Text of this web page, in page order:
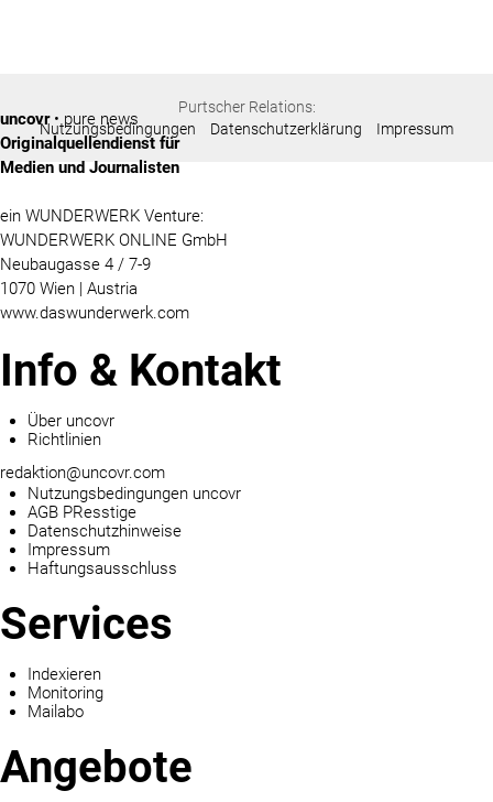
Purtscher Relations:
Nutzungsbedingungen
Datenschutzerklärung Impressum
uncovr• pure news
Originalquellendienst für
Medien und Journalisten
ein WUNDERWERK Venture:
WUNDERWERK ONLINE GmbH
Neubaugasse 4 / 7-9
1070 Wien | Austria
www.daswunderwerk.com
Info & Kontakt
Über uncovr
Richtlinien
redaktion@uncovr.com
Nutzungsbedingungen uncovr
AGB PResstige
Datenschutzhinweise
Impressum
Haftungsausschluss
Services
Indexieren
Monitoring
Mailabo
Angebote